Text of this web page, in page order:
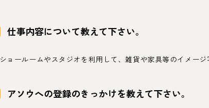
仕事内容について教えて下さい。
ショールームやスタジオを利用して、雑貨や家具等のイメージ
アソウへの登録のきっかけを教えて下さい。